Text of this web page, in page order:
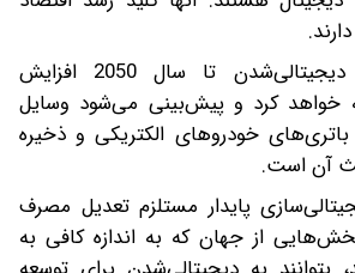
مواد معدنی برای دیجیتالی‌شدن تا سال 2050 افزایش
خواهد کرد و پیش‌بینی می‌شود وسایل
باتری‌های خودروهای الکتریکی و ذخیره
آن است.
پایدار مستلزم تعدیل مصرف
از جهان که به اندازه کافی به